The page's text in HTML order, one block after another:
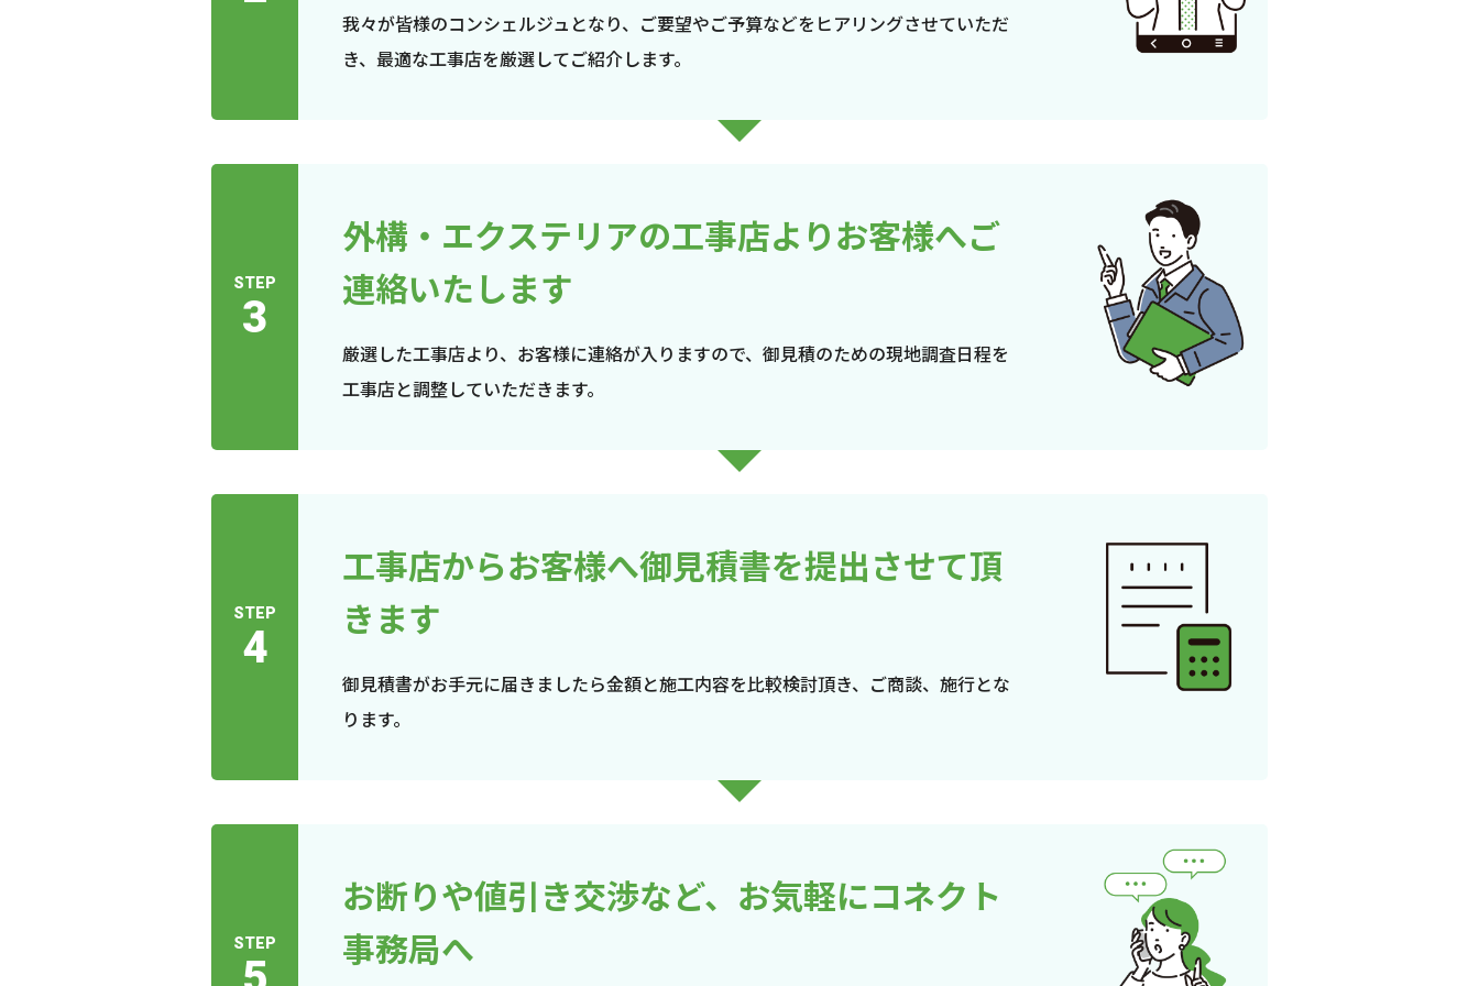
我々が皆様のコンシェルジュとなり、ご要望やご予算などをヒアリングさせていただ
き、最適な工事店を厳選してご紹介します。
STEP
3
外構・エクステリアの工事店よりお客様へご
連絡いたします
厳選した工事店より、お客様に連絡が入りますので、御見積のための現地調査日程を
工事店と調整していただきます。
STEP
4
工事店からお客様へ御見積書を提出させて頂
きます
御見積書がお手元に届きましたら金額と施工内容を比較検討頂き、ご商談、施行とな
ります。
STEP
お断りや値引き交渉など、お気軽にコネクト
事務局へ